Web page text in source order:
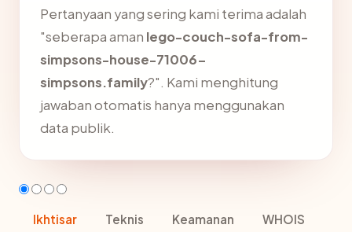
Pertanyaan yang sering kami terima adalah
"seberapa aman lego-couch-sofa-from-
simpsons-house-71006-
simpsons.family?". Kami menghitung
jawaban otomatis hanya menggunakan
data publik.
Ikhtisar Teknis Keamanan WHOIS